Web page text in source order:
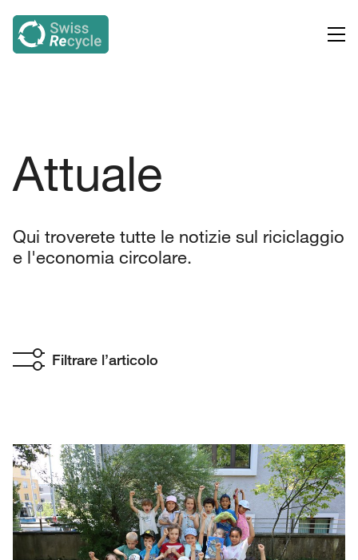
Attuale
Qui troverete tutte le notizie sul riciclaggio
e l'economia circolare.
Filtrare l’articolo